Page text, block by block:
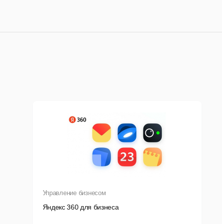
Управление бизнесом
Яндекс 360 для бизнеса